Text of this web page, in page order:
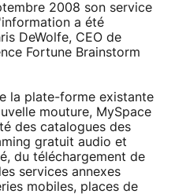
2008 son service
a été
DeWolfe, CEO de
Fortune Brainstorm
la plate-forme existante
mouture, MySpace
des catalogues des
gratuit audio et
du téléchargement de
services annexes
mobiles, places de